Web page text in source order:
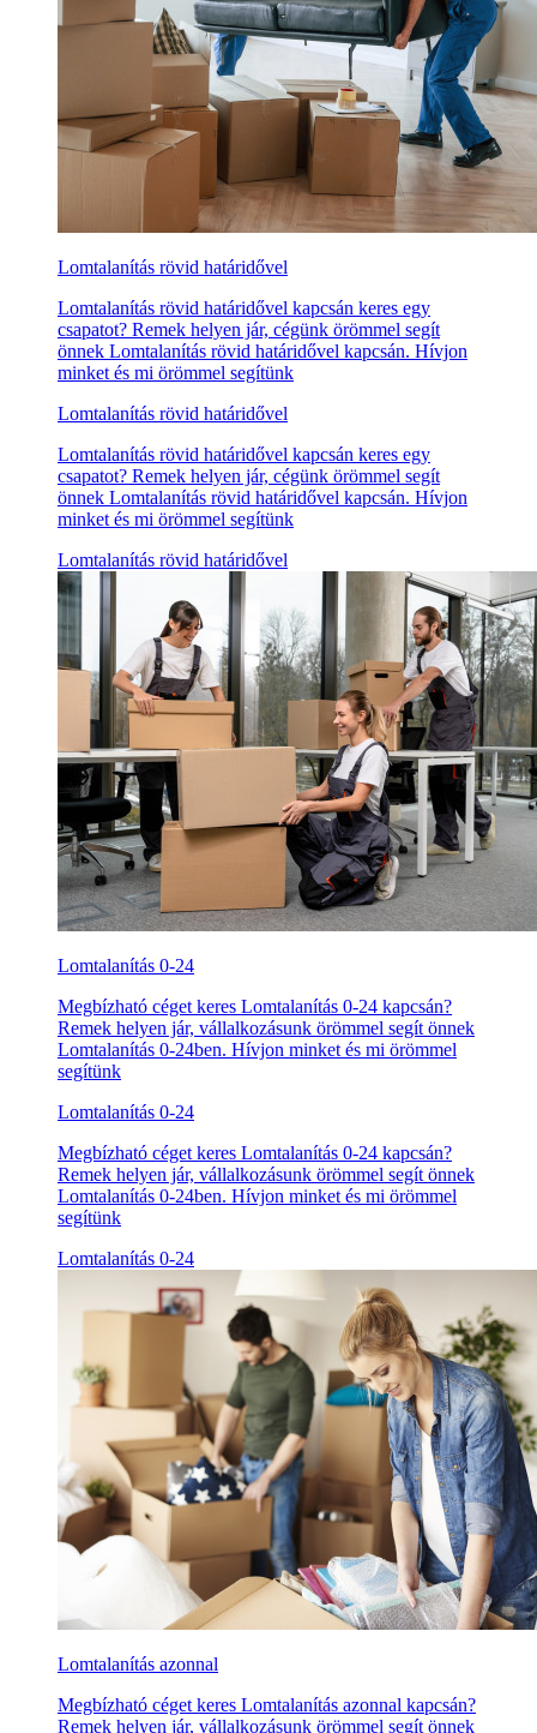
Lomtalanítás rövid határidővel
Lomtalanítás rövid határidővel kapcsán keres egy
csapatot? Remek helyen jár, cégünk örömmel segít
önnek Lomtalanítás rövid határidővel kapcsán. Hívjon
minket és mi örömmel segítünk
Lomtalanítás rövid határidővel
Lomtalanítás rövid határidővel kapcsán keres egy
csapatot? Remek helyen jár, cégünk örömmel segít
önnek Lomtalanítás rövid határidővel kapcsán. Hívjon
minket és mi örömmel segítünk
Lomtalanítás rövid határidővel
Lomtalanítás 0-24
Megbízható céget keres Lomtalanítás 0-24 kapcsán?
Remek helyen jár, vállalkozásunk örömmel segít önnek
Lomtalanítás 0-24ben. Hívjon minket és mi örömmel
segítünk
Lomtalanítás 0-24
Megbízható céget keres Lomtalanítás 0-24 kapcsán?
Remek helyen jár, vállalkozásunk örömmel segít önnek
Lomtalanítás 0-24ben. Hívjon minket és mi örömmel
segítünk
Lomtalanítás 0-24
Lomtalanítás azonnal
Megbízható céget keres Lomtalanítás azonnal kapcsán?
Remek helyen jár, vállalkozásunk örömmel segít önnek